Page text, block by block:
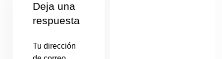
Deja una
respuesta
Tu dirección